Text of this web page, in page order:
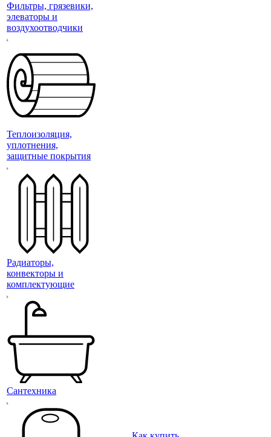
Фильтры, грязевики,
элеваторы и
воздухоотводчики
Теплоизоляция,
уплотнения,
защитные покрытия
Радиаторы,
конвекторы и
комплектующие
Сантехника